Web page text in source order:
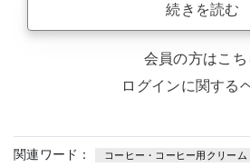
続きを読む
会員の方はこち
ログインに関する
関連ワード： コーヒー・コーヒー用クリー